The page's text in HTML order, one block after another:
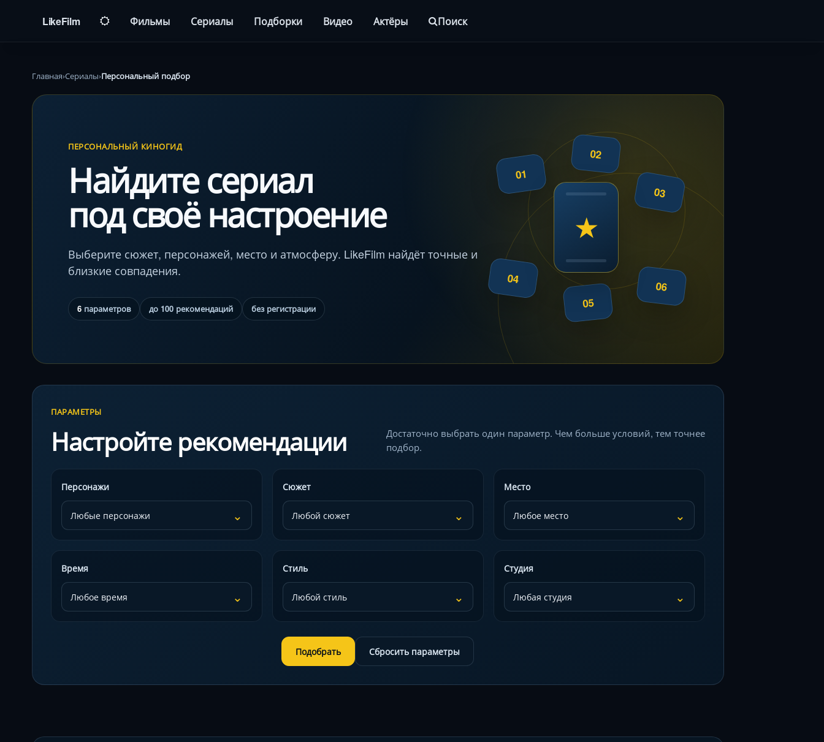
LikeFilm Фильмы Сериалы Подборки Видео Актёры Поиск
Главная›Сериалы›Персональный подбор
ПЕРСОНАЛЬНЫЙ КИНОГИД
Найдите сериал
под своё настроение
Выберите сюжет, персонажей, место и атмосферу. LikeFilm найдёт точные и
близкие совпадения.
6 параметров до 100 рекомендаций без регистрации
01
02
03
04
05
06
★
ПАРАМЕТРЫ
Настройте рекомендации
Достаточно выбрать один параметр. Чем больше условий, тем точнее
подбор.
Персонажи
⌄
Сюжет
⌄
Место
⌄
Время
⌄
Стиль
⌄
Студия
⌄
Подобрать Сбросить параметры